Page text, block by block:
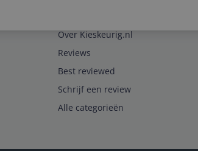
Over Kieskeurig.nl
Reviews
Best reviewed
Schrijf een review
Alle categorieën